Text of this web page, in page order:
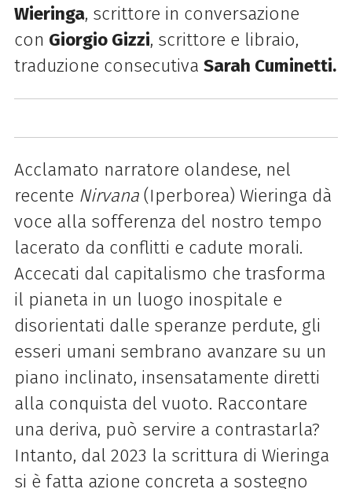
Wieringa, scrittore in conversazione
con Giorgio Gizzi, scrittore e libraio,
traduzione consecutiva Sarah Cuminetti.
Acclamato narratore olandese, nel
recente Nirvana(Iperborea) Wieringa dà
voce alla sofferenza del nostro tempo
lacerato da conflitti e cadute morali.
Accecati dal capitalismo che trasforma
il pianeta in un luogo inospitale e
disorientati dalle speranze perdute, gli
esseri umani sembrano avanzare su un
piano inclinato, insensatamente diretti
alla conquista del vuoto. Raccontare
una deriva, può servire a contrastarla?
Intanto, dal 2023 la scrittura di Wieringa
si è fatta azione concreta a sostegno